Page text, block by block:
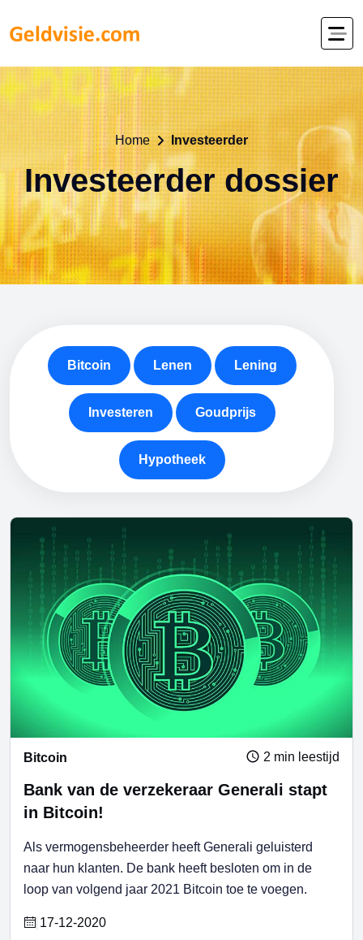
Home Investeerder
Investeerder dossier
Bitcoin Lenen Lening
Investeren Goudprijs
Hypotheek
Bitcoin 2 min leestijd
Bank van de verzekeraar Generali stapt
in Bitcoin!
Als vermogensbeheerder heeft Generali geluisterd
naar hun klanten. De bank heeft besloten om in de
loop van volgend jaar 2021 Bitcoin toe te voegen.
17-12-2020